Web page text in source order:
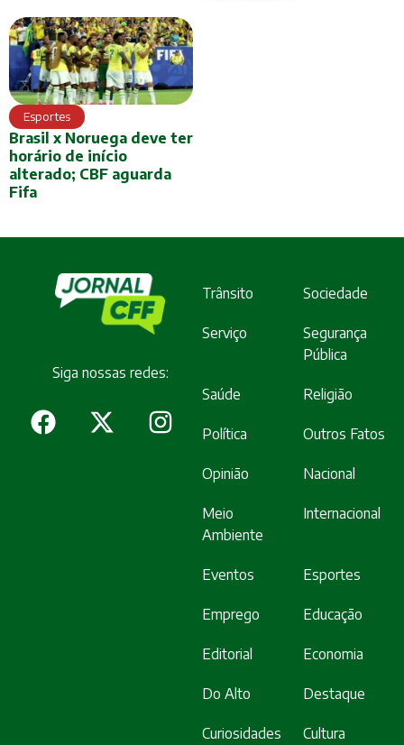
Esportes
Brasil x Noruega deve ter
horário de início
alterado; CBF aguarda
Fifa
Siga nossas redes:
Trânsito Sociedade
Serviço
Segurança
Pública
Saúde Religião
Política Outros Fatos
Opinião Nacional
Meio
Ambiente
Internacional
Eventos Esportes
Emprego Educação
Editorial Economia
Do Alto Destaque
Curiosidades Cultura